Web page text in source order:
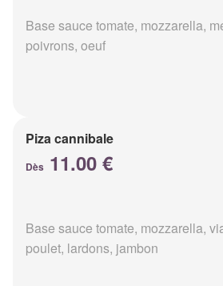
Base sauce tomate, mozzarella,
poivrons, oeuf
Piza cannibale
Dès 11.00 €
Base sauce tomate, mozzarella,
poulet, lardons, jambon